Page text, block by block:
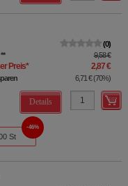
0
** 9,58 €
Preis* 2,87 €
6,71 €(70%)
Details
St
46%